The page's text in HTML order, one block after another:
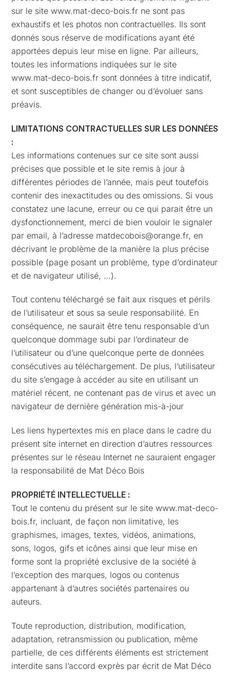
sur le site www.mat-deco-bois.fr ne sont pas
exhaustifs et les photos non contractuelles. Ils sont
donnés sous réserve de modifications ayant été
apportées depuis leur mise en ligne. Par ailleurs,
toutes les informations indiquées sur le site
www.mat-deco-bois.fr sont données à titre indicatif,
et sont susceptibles de changer ou d’évoluer sans
préavis.
LIMITATIONS CONTRACTUELLES SUR LES DONNÉES
:
Les informations contenues sur ce site sont aussi
précises que possible et le site remis à jour à
différentes périodes de l’année, mais peut toutefois
contenir des inexactitudes ou des omissions. Si vous
constatez une lacune, erreur ou ce qui parait être un
dysfonctionnement, merci de bien vouloir le signaler
par email, à l’adresse matdecobois@orange.fr, en
décrivant le problème de la manière la plus précise
possible (page posant un problème, type d’ordinateur
et de navigateur utilisé, …).
Tout contenu téléchargé se fait aux risques et périls
de l’utilisateur et sous sa seule responsabilité. En
conséquence, ne saurait être tenu responsable d’un
quelconque dommage subi par l’ordinateur de
l’utilisateur ou d’une quelconque perte de données
consécutives au téléchargement. De plus, l’utilisateur
du site s’engage à accéder au site en utilisant un
matériel récent, ne contenant pas de virus et avec un
navigateur de dernière génération mis-à-jour
Les liens hypertextes mis en place dans le cadre du
présent site internet en direction d’autres ressources
présentes sur le réseau Internet ne sauraient engager
la responsabilité de Mat Déco Bois
PROPRIÉTÉ INTELLECTUELLE :
Tout le contenu du présent sur le site www.mat-deco-
bois.fr, incluant, de façon non limitative, les
graphismes, images, textes, vidéos, animations,
sons, logos, gifs et icônes ainsi que leur mise en
forme sont la propriété exclusive de la société à
l’exception des marques, logos ou contenus
appartenant à d’autres sociétés partenaires ou
auteurs.
Toute reproduction, distribution, modification,
adaptation, retransmission ou publication, même
partielle, de ces différents éléments est strictement
interdite sans l’accord exprès par écrit de Mat Déco